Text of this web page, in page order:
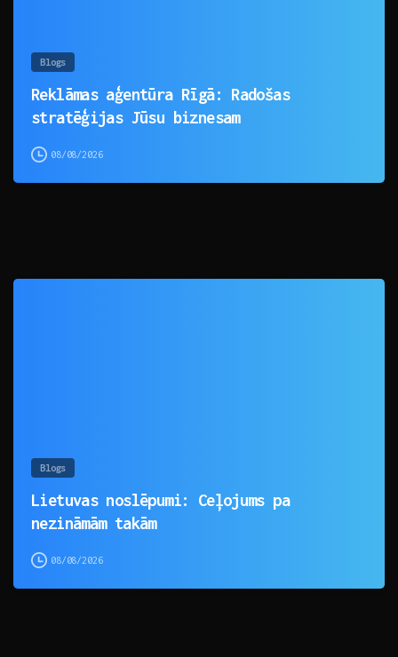
Blogs
Reklāmas aģentūra Rīgā: Radošas
stratēģijas Jūsu biznesam
08/08/2026
Blogs
Lietuvas noslēpumi: Ceļojums pa
nezināmām takām
08/08/2026